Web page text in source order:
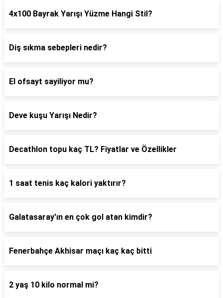
4x100 Bayrak Yarışı Yüzme Hangi Stil?
Diş sıkma sebepleri nedir?
El ofsayt sayiliyor mu?
Deve kuşu Yarışı Nedir?
Decathlon topu kaç TL? Fiyatlar ve Özellikler
1 saat tenis kaç kalori yaktırır?
Galatasaray'ın en çok gol atan kimdir?
Fenerbahçe Akhisar maçı kaç kaç bitti
2 yaş 10 kilo normal mi?